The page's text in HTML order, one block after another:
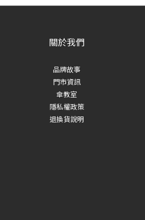
關於我們
品牌故事
門市資訊
傘教室
隱私權政策
退換貨說明